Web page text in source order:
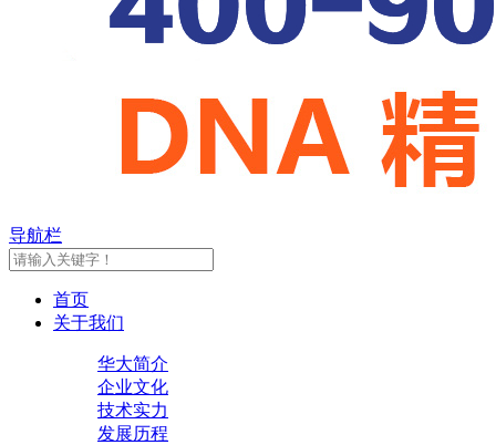
导航栏
首页
关于我们
华大简介
企业文化
技术实力
发展历程